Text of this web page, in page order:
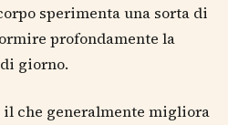
sperimenta una sorta di
profondamente la
giorno.
il che generalmente migliora